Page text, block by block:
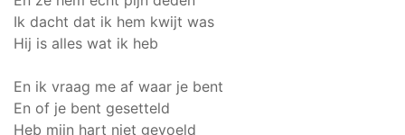
Ik dacht dat ik hem kwijt was
Hij is alles wat ik heb
En ik vraag me af waar je bent
En of je bent gesetteld
Heb mijn hart niet gevoeld